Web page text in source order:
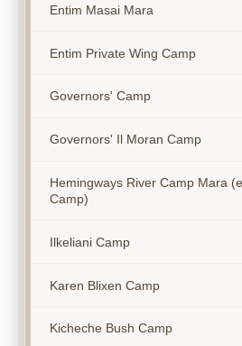
Entim Masai Mara
Entim Private Wing Camp
Governors' Camp
Governors' Il Moran Camp
Hemingways River Camp Mara
Camp)
Ilkeliani Camp
Karen Blixen Camp
Kicheche Bush Camp